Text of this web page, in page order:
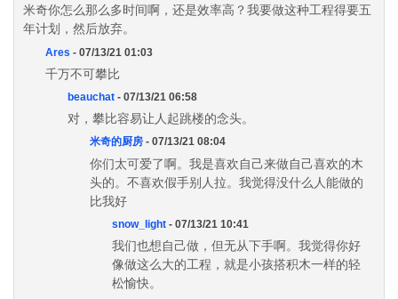
米奇你怎么那么多时间啊，还是效率高？我要做这种工程得要五
年计划，然后放弃。
Ares - 07/13/21 01:03
千万不可攀比
beauchat - 07/13/21 06:58
对，攀比容易让人起跳楼的念头。
米奇的厨房 - 07/13/21 08:04
你们太可爱了啊。我是喜欢自己来做自己喜欢的木
头的。不喜欢假手别人拉。我觉得没什么人能做的
比我好
snow_light - 07/13/21 10:41
我们也想自己做，但无从下手啊。我觉得你好
像做这么大的工程，就是小孩搭积木一样的轻
松愉快。